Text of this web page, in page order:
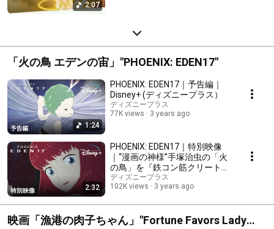
2:07
「火の鳥 エデンの宙」"PHOENIX: EDEN17"
1:24
PHOENIX: EDEN17｜予告編｜
Disney+ (ディズニープラス）
ディズニープラス
77K views
3 years ago
2:32
PHOENIX: EDEN17｜特別映像
｜“漫画の神様”手塚治虫の「火
の鳥」を『鉄コン筋クリート』
のSTUDIO4℃がアニメ化｜
Disney+ (ディズニープラス）
ディズニープラス
102K views
3 years ago
映画「漁港の肉子ちゃん」"Fortune Favors Lady